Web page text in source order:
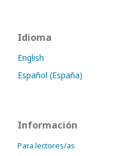
Idioma
English
Español (España)
Información
Para lectores/as